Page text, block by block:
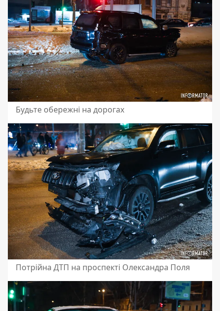
Будьте обережні на дорогах
Потрійна ДТП на проспекті Олександра Поля